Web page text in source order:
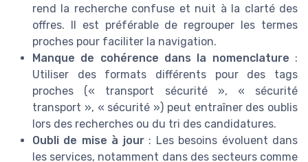
rend la recherche confuse et nuit à la clarté des
offres. Il est préférable de regrouper les termes
proches pour faciliter la navigation.
Manque de cohérence dans la nomenclature :
Utiliser des formats différents pour des tags
proches (« transport sécurité », « sécurité
transport », « sécurité ») peut entraîner des oublis
lors des recherches ou du tri des candidatures.
Oubli de mise à jour: Les besoins évoluent dans
les services, notamment dans des secteurs comme